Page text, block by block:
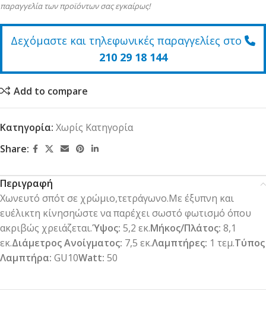
παραγγελία των προϊόντων σας εγκαίρως!
Δεχόμαστε και τηλεφωνικές παραγγελίες στο
210 29 18 144
Add to compare
Κατηγορία: Χωρίς Κατηγορία
Share:
Περιγραφή
Χωνευτό σπότ σε χρώμιο,τετράγωνο.Με έξυπνη και
ευέλικτη κίνησηώστε να παρέχει σωστό φωτισμό όπου
ακριβώς χρειάζεται.Ύψος: 5,2 εκ.Μήκος/Πλάτος: 8,1
εκ.Διάμετρος Ανοίγματος: 7,5 εκ.Λαμπτήρες: 1 τεμ.Τύπος
Λαμπτήρα: GU10Watt: 50